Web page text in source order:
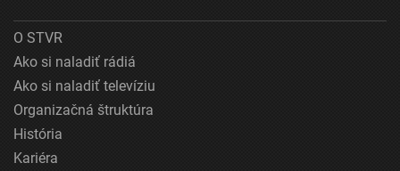
O STVR
Ako si naladiť rádiá
Ako si naladiť televíziu
Organizačná štruktúra
História
Kariéra